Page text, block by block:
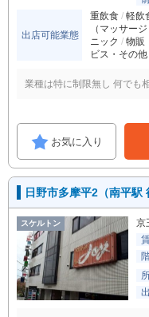
出店可能業態
重飲食 軽飲
（マッサー
ニック
物販
ビス・その他
業種は特に制限無し 何でも
お気に入り
日野市多摩平2（南平駅
スケルトン 京